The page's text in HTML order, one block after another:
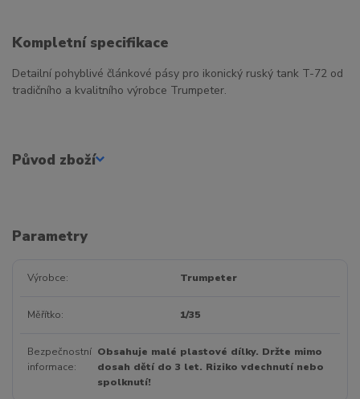
Kompletní specifikace
Detailní pohyblivé článkové pásy pro ikonický ruský tank T-72 od
tradičního a kvalitního výrobce Trumpeter.
Původ zboží
Parametry
Výrobce Trumpeter
Měřítko 1/35
Bezpečnostní
informace
Obsahuje malé plastové dílky. Držte mimo
dosah dětí do 3 let. Riziko vdechnutí nebo
spolknutí!